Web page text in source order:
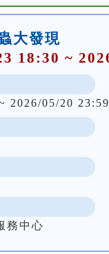
大發現
18:30 ~
2026/05/20 23:59
務中心